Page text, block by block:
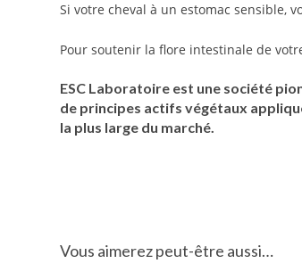
Si votre cheval à un estomac sensible,
Pour soutenir la flore intestinale de
ESC Laboratoire est une société
de principes actifs végétaux
la plus large du marché.
Vous aimerez peut-être aussi…